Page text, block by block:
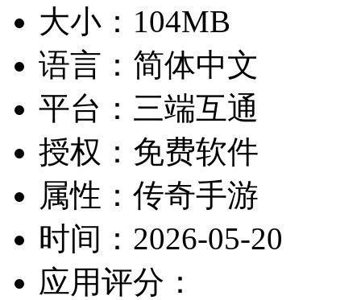
大小： 104MB
语言： 简体中文
平台： 三端互通
授权： 免费软件
属性： 传奇手游
时间： 2026-05-20
应用评分：